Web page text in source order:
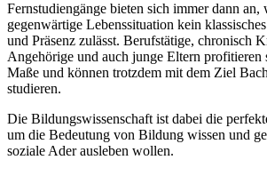
Fernstudiengänge bieten sich immer dann an,
gegenwärtige Lebenssituation kein
und Präsenz zulässt. Berufstätige, chronisch
Angehörige und auch junge Eltern profitieren
Maße und können trotzdem mit dem Ziel
studieren.
Die Bildungswissenschaft ist dabei die
um die Bedeutung von Bildung wissen und
soziale Ader ausleben wollen.